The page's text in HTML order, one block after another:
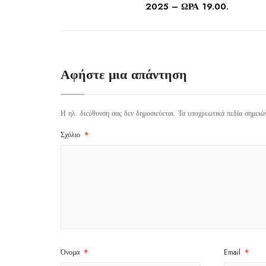
2025 – ΩΡΑ 19.00.
Αφήστε μια απάντηση
Η ηλ. διεύθυνση σας δεν δημοσιεύεται. Τα υποχρεωτικά πεδία
Σχόλιο *
Όνομα * Email *